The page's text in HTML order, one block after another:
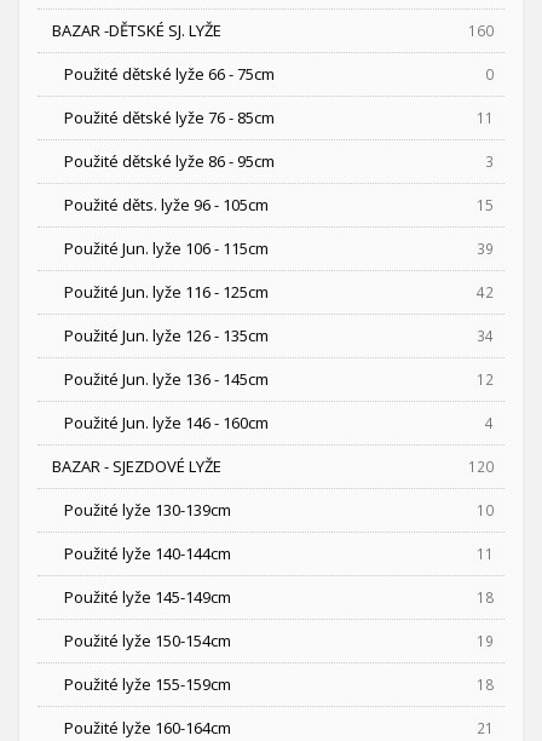
BAZAR -DĚTSKÉ SJ. LYŽE 160
Použité dětské lyže 66 - 75cm 0
Použité dětské lyže 76 - 85cm 11
Použité dětské lyže 86 - 95cm 3
Použité děts. lyže 96 - 105cm 15
Použité Jun. lyže 106 - 115cm 39
Použité Jun. lyže 116 - 125cm 42
Použité Jun. lyže 126 - 135cm 34
Použité Jun. lyže 136 - 145cm 12
Použité Jun. lyže 146 - 160cm 4
BAZAR - SJEZDOVÉ LYŽE 120
Použité lyže 130-139cm 10
Použité lyže 140-144cm 11
Použité lyže 145-149cm 18
Použité lyže 150-154cm 19
Použité lyže 155-159cm 18
Použité lyže 160-164cm 21